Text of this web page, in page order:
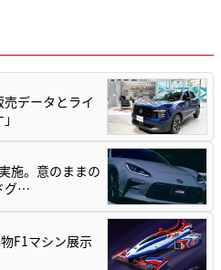
データとライ
施。意のままの
グ…
F1マシン展示